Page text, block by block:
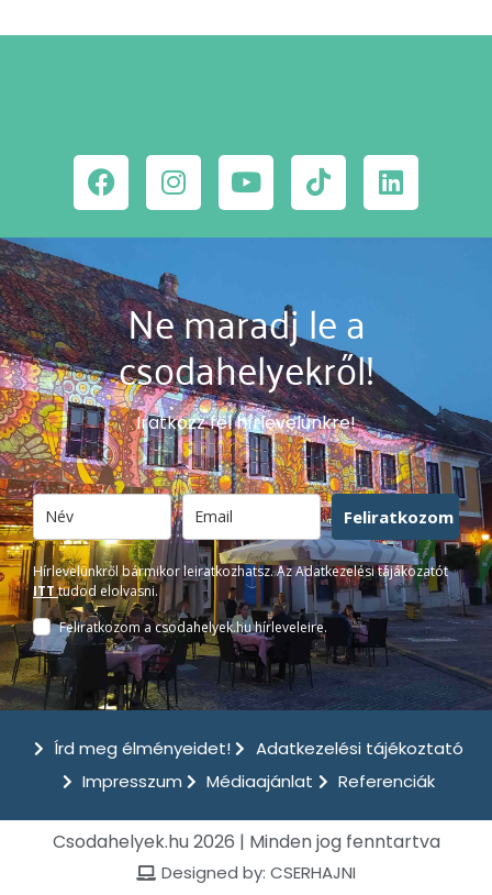
Ne maradj le a
csodahelyekről!
Iratkozz fel hírlevelünkre!
Feliratkozom
Hírlevelünkről bármikor leiratkozhatsz. Az Adatkezelési tájákozatót
ITTtudod elolvasni.
Feliratkozom a csodahelyek.hu hírleveleire.
Írd meg élményeidet!
Adatkezelési tájékoztató
Impresszum
Médiaajánlat Referenciák
Csodahelyek.hu 2026 | Minden jog fenntartva
Designed by: CSERHAJNI